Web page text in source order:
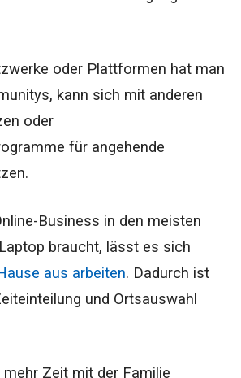
oder Plattformen hat man
kann sich mit anderen
oder
für angehende
Business in den meisten
braucht, lässt es sich
aus arbeiten. Dadurch ist
und Ortsauswahl
Zeit mit der Familie